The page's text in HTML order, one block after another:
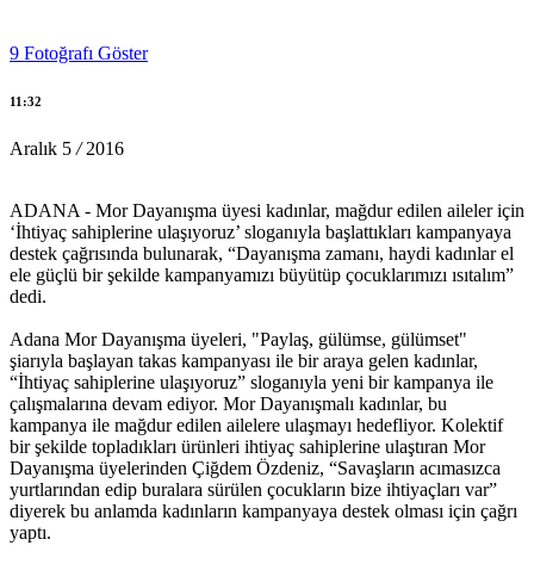
Ayrılmak isteyen kadına saldırarak yaraladı
14:58 05/12/2016
14:57 05/12/2016
kampanyası
11:32 05/12/2016
Basına yönelik baskılara karşı ‘Eleştirel Medya Topluluğu’
11:31 05/12/2016
9 Fotoğrafı Göster
11:32
Aralık 5 /2016
ADANA - Mor Dayanışma üyesi kadınlar, mağdur edilen aileler için
‘İhtiyaç sahiplerine ulaşıyoruz’ sloganıyla başlattıkları kampanyaya
destek çağrısında bulunarak, “Dayanışma zamanı, haydi kadınlar el
ele güçlü bir şekilde kampanyamızı büyütüp çocuklarımızı ısıtalım”
dedi.
Adana Mor Dayanışma üyeleri, "Paylaş, gülümse, gülümset"
şiarıyla başlayan takas kampanyası ile bir araya gelen kadınlar,
“İhtiyaç sahiplerine ulaşıyoruz” sloganıyla yeni bir kampanya ile
çalışmalarına devam ediyor. Mor Dayanışmalı kadınlar, bu
kampanya ile mağdur edilen ailelere ulaşmayı hedefliyor. Kolektif
bir şekilde topladıkları ürünleri ihtiyaç sahiplerine ulaştıran Mor
Dayanışma üyelerinden Çiğdem Özdeniz, “Savaşların acımasızca
yurtlarından edip buralara sürülen çocukların bize ihtiyaçları var”
diyerek bu anlamda kadınların kampanyaya destek olması için çağrı
yaptı.